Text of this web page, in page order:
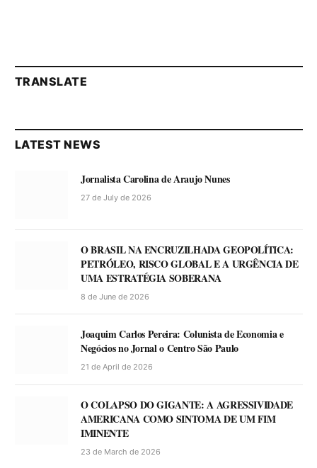
TRANSLATE
LATEST NEWS
Jornalista Carolina de Araujo Nunes
27 de July de 2026
O BRASIL NA ENCRUZILHADA GEOPOLÍTICA:
PETRÓLEO, RISCO GLOBAL E A URGÊNCIA DE
UMA ESTRATÉGIA SOBERANA
8 de June de 2026
Joaquim Carlos Pereira: Colunista de Economia e
Negócios no Jornal o Centro São Paulo
21 de April de 2026
O COLAPSO DO GIGANTE: A AGRESSIVIDADE
AMERICANA COMO SINTOMA DE UM FIM
IMINENTE
23 de March de 2026